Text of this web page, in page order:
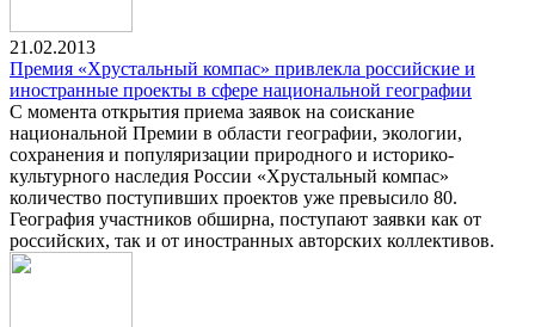
21.02.2013
Премия «Хрустальный компас» привлекла российские и
иностранные проекты в сфере национальной географии
С момента открытия приема заявок на соискание
национальной Премии в области географии, экологии,
сохранения и популяризации природного и историко-
культурного наследия России «Хрустальный компас»
количество поступивших проектов уже превысило 80.
География участников обширна, поступают заявки как от
российских, так и от иностранных авторских коллективов.